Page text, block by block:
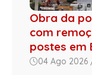
Obra da
com
postes em
04 Ago